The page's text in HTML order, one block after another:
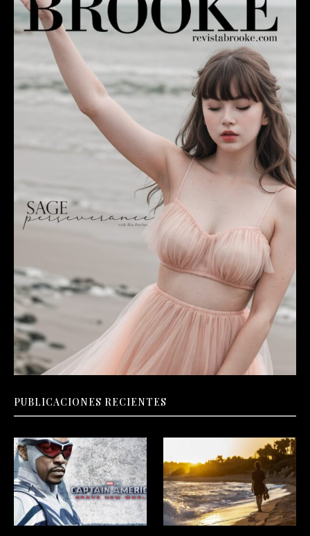
PUBLICACIONES RECIENTES